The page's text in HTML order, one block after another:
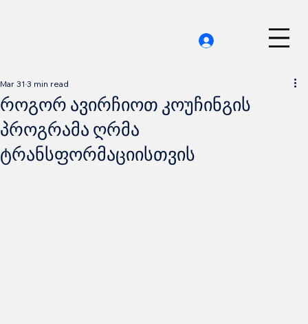
როგორ ავირჩიოთ კოუჩინგის
პროგრამა ღრმა
ტრანსფორმაციისთვის
Mar 31 3 min read